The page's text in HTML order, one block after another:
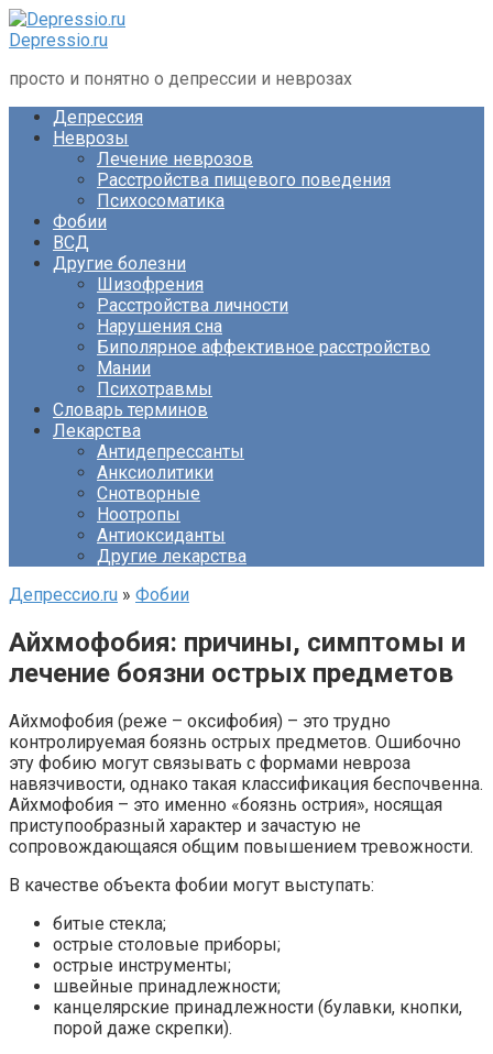
Перейти
к
Depressio.ru
просто и понятно о депрессии и неврозах
Депрессия
Неврозы
Лечение неврозов
Расстройства пищевого поведения
Психосоматика
Фобии
ВСД
Другие болезни
Шизофрения
Расстройства личности
Нарушения сна
Биполярное аффективное расстройство
Мании
Психотравмы
Словарь терминов
Лекарства
Антидепрессанты
Анксиолитики
Снотворные
Ноотропы
Антиоксиданты
Другие лекарства
Депрессио.ru » Фобии
Айхмофобия: причины, симптомы и
лечение боязни острых предметов
Айхмофобия (реже – оксифобия) – это трудно
контролируемая боязнь острых предметов. Ошибочно
эту фобию могут связывать с формами невроза
навязчивости, однако такая классификация беспочвенна.
Айхмофобия – это именно «боязнь острия», носящая
приступообразный характер и зачастую не
сопровождающаяся общим повышением тревожности.
В качестве объекта фобии могут выступать:
битые стекла;
острые столовые приборы;
острые инструменты;
швейные принадлежности;
канцелярские принадлежности (булавки, кнопки,
порой даже скрепки).